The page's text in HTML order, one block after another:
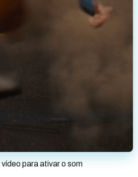
vídeo para ativar o som